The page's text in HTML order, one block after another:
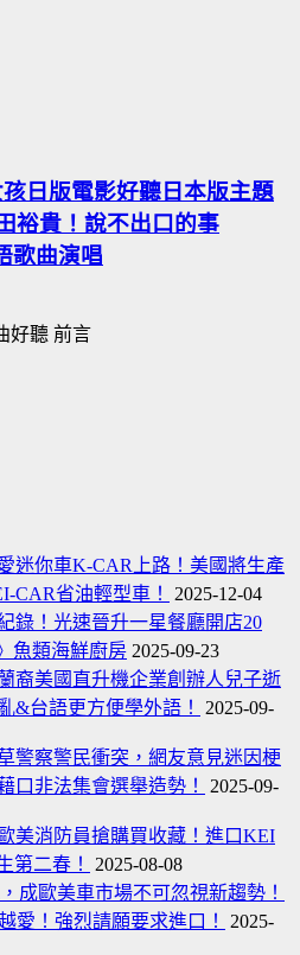
日版電影好聽日本版主題
裕貴！說不出口的事
歌曲演唱
好聽 前言
迷你車K-CAR上路！美國將生產
CAR省油輕型車！
2025-12-04
錄！光速晉升一星餐廳開店20
魚類海鮮廚房 2025-09-23
裔美國直升機企業創辦人兒子逝
&台語更方便學外語！
2025-09-
警察警民衝突，網友意見迷因梗
口非法集會選舉造勢！
2025-09-
美消防員搶購買收藏！進口KEI
第二春！
2025-08-08
成歐美車市場不可忽視新趨勢！
愛！強烈請願要求進口！
2025-